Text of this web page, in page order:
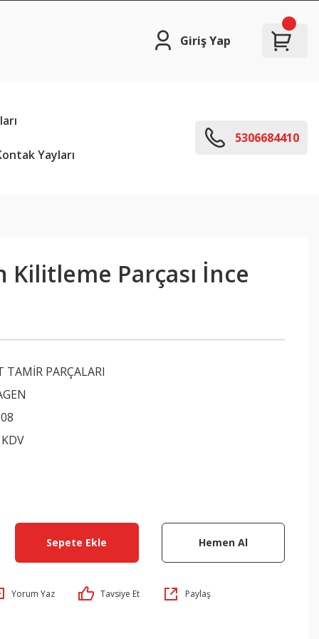
Giriş Yap
Yayları
5306684410
Kilitleme Parçası İnce
TAMİR PARÇALARI
Sepete Ekle Hemen Al
Yorum Yaz Tavsiye Et Paylaş